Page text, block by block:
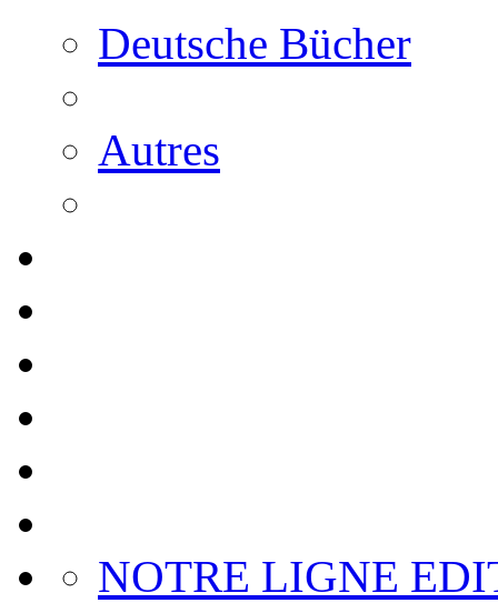
Deutsche Bücher
Autres
NOTRE LIGNE